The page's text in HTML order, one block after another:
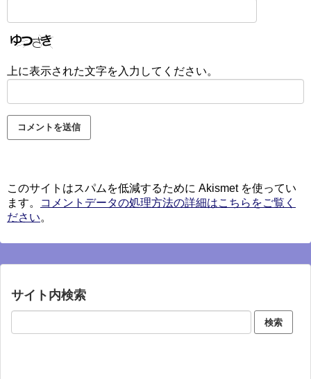
上に表示された文字を入力してください。
このサイトはスパムを低減するために Akismet を使ってい
ます。
コメントデータの処理方法の詳細はこちらをご覧く
ださい。
サイト内検索